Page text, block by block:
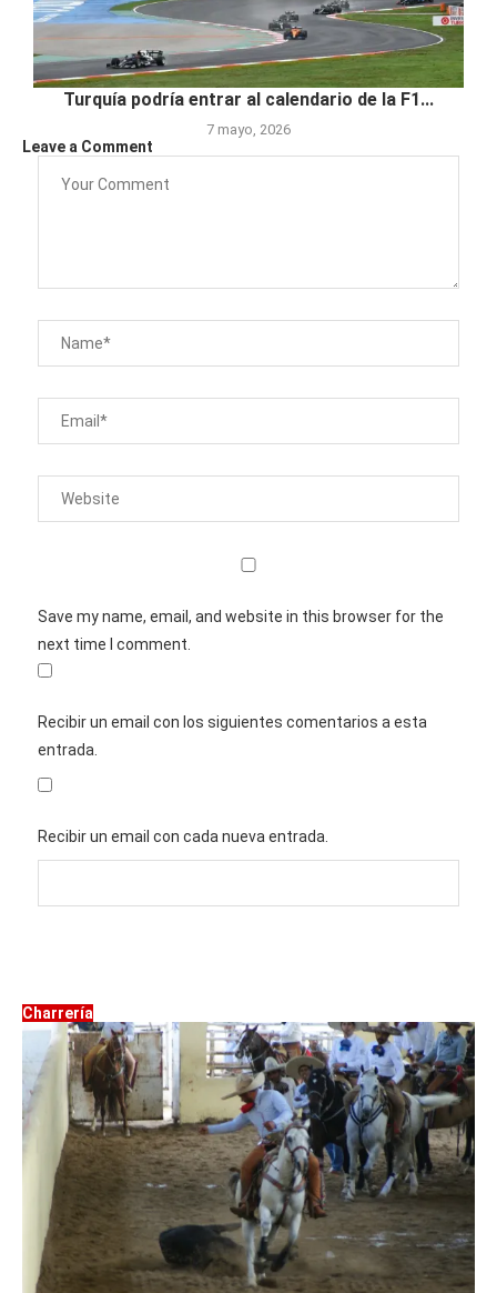
Turquía podría entrar al calendario de la F1...
7 mayo, 2026
Leave a Comment
Save my name, email, and website in this browser for the
next time I comment.
Recibir un email con los siguientes comentarios a esta
entrada.
Recibir un email con cada nueva entrada.
Charrería